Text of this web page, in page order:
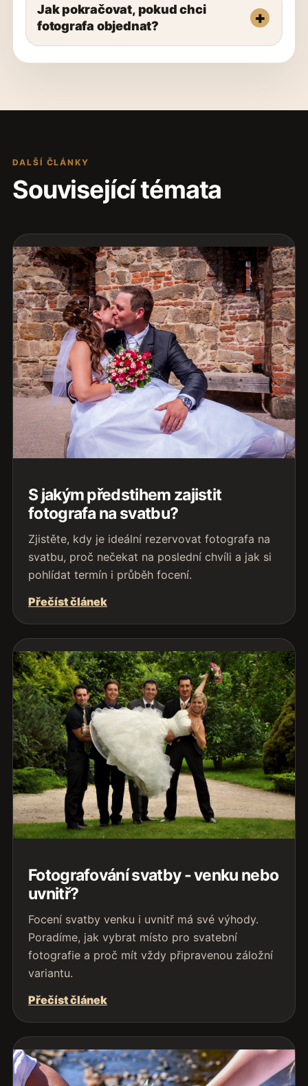
Jak pokračovat, pokud chci
fotografa objednat?
DALŠÍ ČLÁNKY
Související témata
S jakým předstihem zajistit
fotografa na svatbu?
Zjistěte, kdy je ideální rezervovat fotografa na
svatbu, proč nečekat na poslední chvíli a jak si
pohlídat termín i průběh focení.
Přečíst článek
Fotografování svatby - venku nebo
uvnitř?
Focení svatby venku i uvnitř má své výhody.
Poradíme, jak vybrat místo pro svatební
fotografie a proč mít vždy připravenou záložní
variantu.
Přečíst článek